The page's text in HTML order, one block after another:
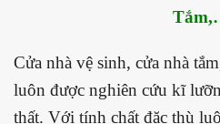
Cửa nhà vệ sinh, cửa nhà
luôn được nghiên cứu kĩ
thất. Với tính chất đặc thù